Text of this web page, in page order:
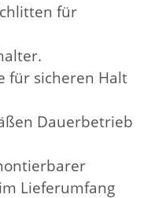
für
für sicheren Halt
Dauerbetrieb
Lieferumfang